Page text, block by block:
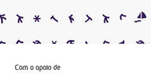
Com o apoio de